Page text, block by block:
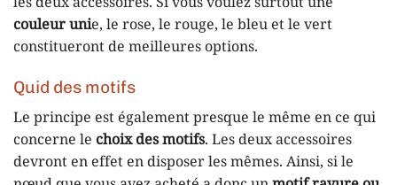
couleur unie, le rose, le rouge, le bleu et le vert
constitueront de meilleures options.
Quid des motifs
Le principe est également presque le même en ce qui
concerne le choix des motifs. Les deux accessoires
devront en effet en disposer les mêmes. Ainsi, si le